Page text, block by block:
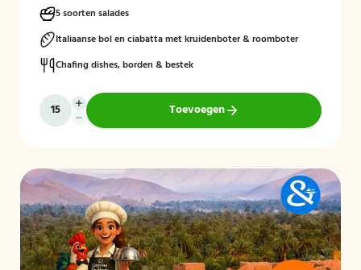
5 soorten salades
Italiaanse bol en ciabatta met kruidenboter & roomboter
Chafing dishes, borden & bestek
Toevoegen